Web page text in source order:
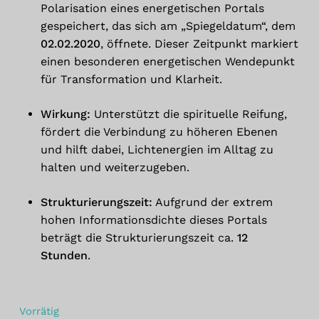
Polarisation eines energetischen Portals
gespeichert, das sich am „Spiegeldatum“, dem
02.02.2020, öffnete. Dieser Zeitpunkt markiert
einen besonderen energetischen Wendepunkt
für Transformation und Klarheit.
Wirkung: Unterstützt die spirituelle Reifung,
fördert die Verbindung zu höheren Ebenen
und hilft dabei, Lichtenergien im Alltag zu
halten und weiterzugeben.
Strukturierungszeit: Aufgrund der extrem
hohen Informationsdichte dieses Portals
beträgt die Strukturierungszeit ca. 12
Stunden.
Vorrätig